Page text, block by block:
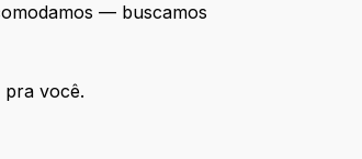
— buscamos
pra você.